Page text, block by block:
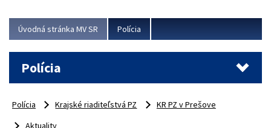
Úvodná stránka MV SR Polícia
Polícia
Polícia Krajské riaditeľstvá PZ
KR PZ v Prešove
Aktuality